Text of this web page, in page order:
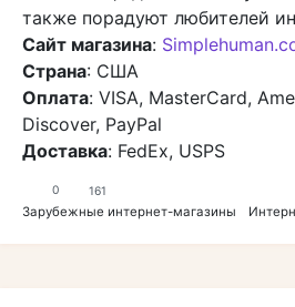
также порадуют любителей
Сайт магазина:
Страна: США
Оплата: VISA, MasterCard,
Discover, PayPal
Доставка: FedEx, USPS
0 161
Зарубежные интернет-магазины